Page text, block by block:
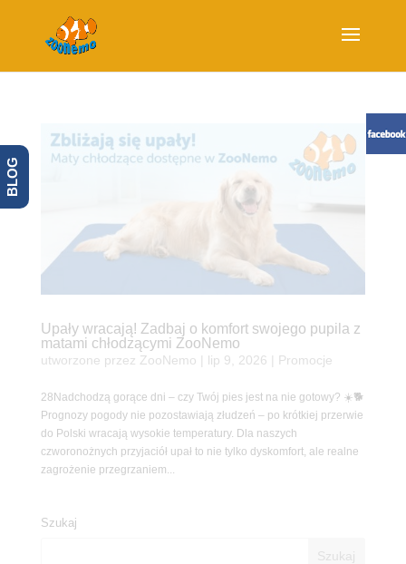
Upały wracają! Zadbaj o komfort swojego pupila z
matami chłodzącymi ZooNemo
utworzone przez ZooNemo lip 9, 2026 Promocje
28Nadchodzą gorące dni – czy Twój pies jest na nie gotowy? ☀️🐕
Prognozy pogody nie pozostawiają złudzeń – po krótkiej przerwie
do Polski wracają wysokie temperatury. Dla naszych
czworonożnych przyjaciół upał to nie tylko dyskomfort, ale realne
zagrożenie przegrzaniem...
Szukaj
BLOG